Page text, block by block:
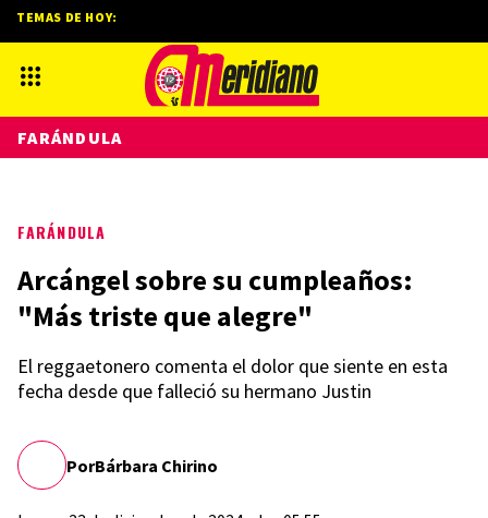
FARÁNDULA
Arcángel sobre su cumpleaños:
"Más triste que alegre"
El reggaetonero comenta el dolor que siente en esta
fecha desde que falleció su hermano Justin
PorBárbara Chirino
TEMAS DE HOY:
FARÁNDULA